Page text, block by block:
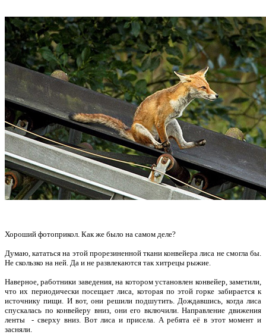
Хороший фотоприкол. Как же было на самом деле?
Думаю, кататься на этой прорезиненной ткани конвейера лиса не смогла бы.
Не скользко на ней. Да и не развлекаются так хитрецы рыжие.
Наверное, работники заведения, на котором установлен конвейер, заметили,
что их периодически посещает лиса, которая по этой горке забирается к
источнику пищи. И вот, они решили подшутить. Дождавшись, когда лиса
спускалась по конвейеру вниз, они его включили. Направление движения
ленты - сверху вниз. Вот лиса и присела. А ребята её в этот момент и
засняли.